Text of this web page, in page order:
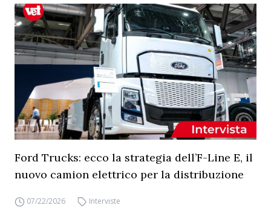
Ford Trucks: ecco la strategia dell’F-Line E, il
nuovo camion elettrico per la distribuzione
07/22/2026 Interviste